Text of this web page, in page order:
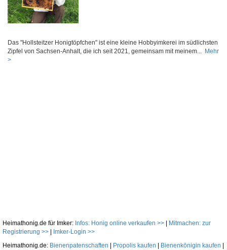
Das "Hollsteitzer Honigtöpfchen" ist eine kleine Hobbyimkerei im südlichsten
Zipfel von Sachsen-Anhalt, die ich seit 2021, gemeinsam mit meinem... Mehr
>
Heimathonig.de für Imker: Infos: Honig online verkaufen >>
Mitmachen: zur
Registrierung >>
Imker-Login >>
Heimathonig.de: Bienenpatenschaften Propolis kaufen Bienenkönigin kaufen